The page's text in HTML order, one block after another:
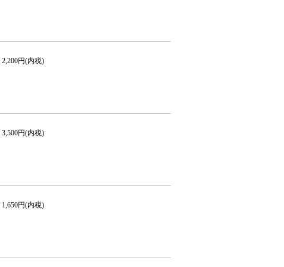
2,200円(内税)
3,500円(内税)
1,650円(内税)